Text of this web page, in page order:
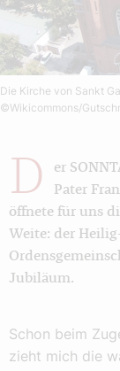
Die Kirche von Sankt
©Wikicommons/
D
er
Pater
öffnete für uns
Weite: der
Jubiläum.
Schon beim
zieht mich die